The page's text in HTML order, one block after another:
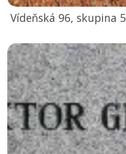
Vídeňská 96, skupina